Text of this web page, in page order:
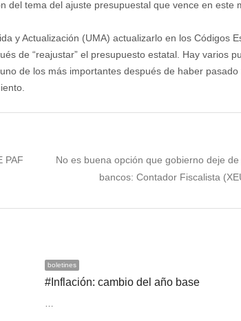
del tema del ajuste presupuestal que vence en este
y Actualización (UMA) actualizarlo en los Códigos
de “reajustar” el presupuesto estatal. Hay varios
de los más importantes después de haber pasado
PAF
Next
No es buena opción que gobierno deje
bancos: Contador Fiscalista
boletines
#Inflación: cambio del año base
…